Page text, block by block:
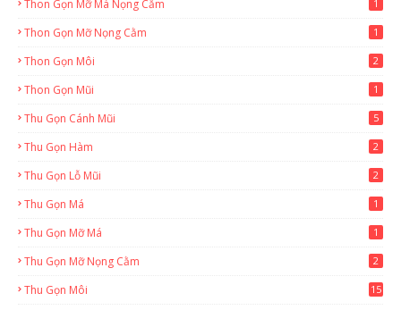
Thon Gọn Mỡ Má Nọng Cằm 1
Thon Gọn Mỡ Nọng Cằm 1
Thon Gọn Môi 2
Thon Gọn Mũi 1
Thu Gọn Cánh Mũi 5
Thu Gọn Hàm 2
Thu Gọn Lỗ Mũi 2
Thu Gọn Má 1
Thu Gọn Mỡ Má 1
Thu Gọn Mỡ Nọng Cằm 2
Thu Gọn Môi 15